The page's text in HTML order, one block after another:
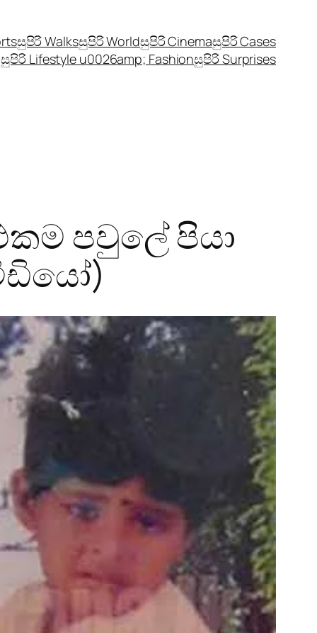
සුපිරි Walksසුපිරි Worldසුපිරි Cinemaසුපිරි Cases
සුපිරි Lifestyle u0026amp; Fashionසුපිරි Surprises
පවුලේ පියා